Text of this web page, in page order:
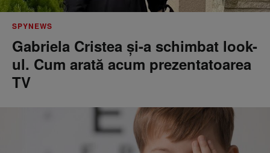
SPYNEWS
Gabriela Cristea și-a schimbat look-
ul. Cum arată acum prezentatoarea
TV